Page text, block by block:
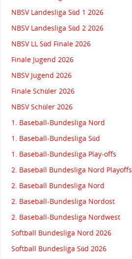
NBSV Landesliga Süd 1 2026
NBSV Landesliga Süd 2 2026
NBSV LL Süd Finale 2026
Finale Jugend 2026
NBSV Jugend 2026
Finale Schüler 2026
NBSV Schüler 2026
1. Baseball-Bundesliga Nord
1. Baseball-Bundesliga Süd
1. Baseball-Bundesliga Play-offs
2. Baseball Bundesliga Nord Playoffs
2. Baseball Bundesliga Nord
2. Baseball-Bundesliga Nordost
2. Baseball-Bundesliga Nordwest
Softball Bundesliga Nord 2026
Softball Bundesliga Süd 2026